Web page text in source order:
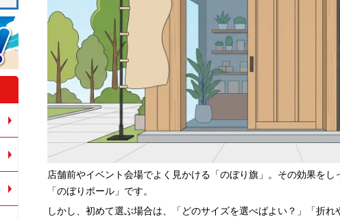
店舗前やイベント会場でよく見かける「のぼり旗」。その効果を
「のぼりポール」です。
しかし、初めて選ぶ場合は、「どのサイズを選べばよい？」「折れ